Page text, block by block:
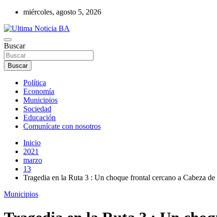
Saltar
contenido
miércoles, agosto 5, 2026
Ultima Noticia BA
Últimas noticias de la provincia de Buenos Aires y del partido de La
Buscar
Buscar
Política
Economía
Municipios
Sociedad
Educación
Comunícate con nosotros
Inicio
2021
marzo
13
Tragedia en la Ruta 3 : Un choque frontal cercano a Cabeza
Municipios